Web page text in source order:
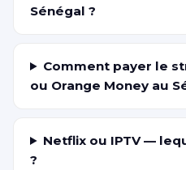
Sénégal ?
Comment payer le
ou Orange Money au
Netflix ou IPTV —
?